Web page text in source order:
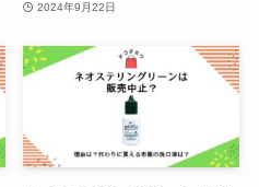
2024年9月22日